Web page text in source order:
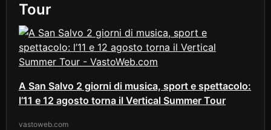
Tour
A San Salvo 2 giorni di musica, sport e spettacolo:
l’11 e 12 agosto torna il Vertical Summer Tour
vastoweb.com